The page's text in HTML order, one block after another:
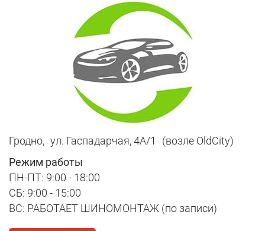
Гродно, ул. Гаспадарчая, 4А/1
(возле OldCity)
Режим работы
ПН-ПТ: 9:00 - 18:00
СБ: 9:00 - 15:00
ВС: РАБОТАЕТ ШИНОМОНТАЖ (по записи)